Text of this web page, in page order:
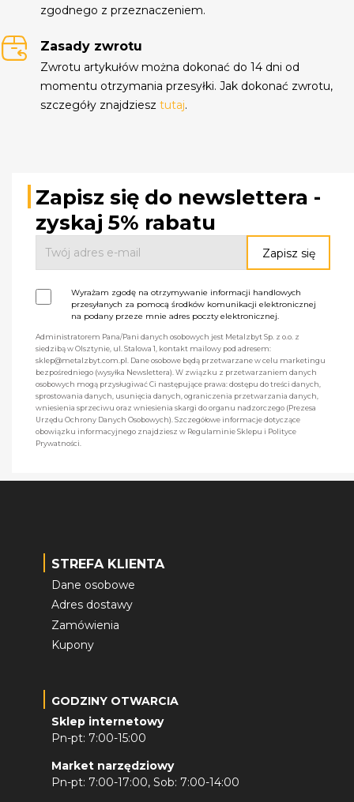
zgodnego z przeznaczeniem.
Zasady zwrotu
Zwrotu artykułów można dokonać do 14 dni od
momentu otrzymania przesyłki. Jak dokonać zwrotu,
szczegóły znajdziesztutaj.
Zapisz się do newslettera -
zyskaj 5% rabatu
Wyrażam zgodę na otrzymywanie informacji handlowych
przesyłanych za pomocą środków komunikacji elektronicznej
na podany przeze mnie adres poczty elektronicznej.
Administratorem Pana/Pani danych osobowych jest Metalzbyt Sp. z o.o. z
siedzibą w Olsztynie, ul. Stalowa 1, kontakt mailowy pod adresem:
sklep@metalzbyt.com.pl. Dane osobowe będą przetwarzane w celu marketingu
bezpośredniego (wysyłka Newslettera). W związku z przetwarzaniem danych
osobowych mogą przysługiwać Ci następujące prawa: dostępu do treści danych,
sprostowania danych, usunięcia danych, ograniczenia przetwarzania danych,
wniesienia sprzeciwu oraz wniesienia skargi do organu nadzorczego (Prezesa
Urzędu Ochrony Danych Osobowych). Szczegółowe informacje dotyczące
obowiązku informacyjnego znajdziesz w Regulaminie Sklepu i Polityce
Prywatności.
STREFA KLIENTA
Dane osobowe
Adres dostawy
Zamówienia
Kupony
GODZINY OTWARCIA
Sklep internetowy
Pn-pt: 7:00-15:00
Market narzędziowy
Pn-pt: 7:00-17:00, Sob: 7:00-14:00